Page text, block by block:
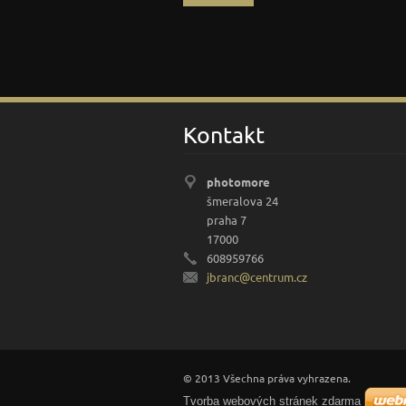
Kontakt
photomore
šmeralova 24
praha 7
17000
608959766
jbranc@centrum.cz
© 2013 Všechna práva vyhrazena.
Tvorba webových stránek zdarma